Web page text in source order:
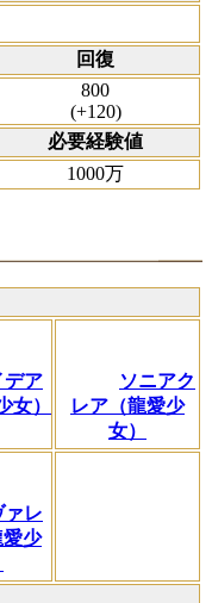
回復
800
(+120)
必要経験値
1000万
デア
女）
ソニアク
レア（龍愛少
女）
ァレ
愛少